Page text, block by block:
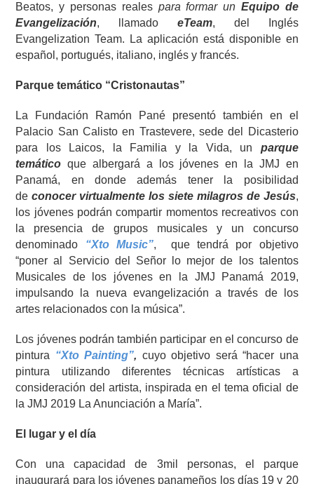
Beatos, y personas reales para formar un Equipo de
Evangelización, llamado eTeam, del Inglés
Evangelization Team. La aplicación está disponible en
español, portugués, italiano, inglés y francés.
Parque temático “Cristonautas”
La Fundación Ramón Pané presentó también en el
Palacio San Calisto en Trastevere, sede del Dicasterio
para los Laicos, la Familia y la Vida, un parque
temático que albergará a los jóvenes en la JMJ en
Panamá, en donde además tener la posibilidad
deconocer virtualmente los siete milagros de Jesús,
los jóvenes podrán compartir momentos recreativos con
la presencia de grupos musicales y un concurso
denominado “Xto Music”, que tendrá por objetivo
“poner al Servicio del Señor lo mejor de los talentos
Musicales de los jóvenes en la JMJ Panamá 2019,
impulsando la nueva evangelización a través de los
artes relacionados con la música”.
Los jóvenes podrán también participar en el concurso de
pintura “Xto Painting”, cuyo objetivo será “hacer una
pintura utilizando diferentes técnicas artísticas a
consideración del artista, inspirada en el tema oficial de
la JMJ 2019 La Anunciación a María”.
El lugar y el día
Con una capacidad de 3mil personas, el parque
inaugurará para los jóvenes panameños los días 19 y 20